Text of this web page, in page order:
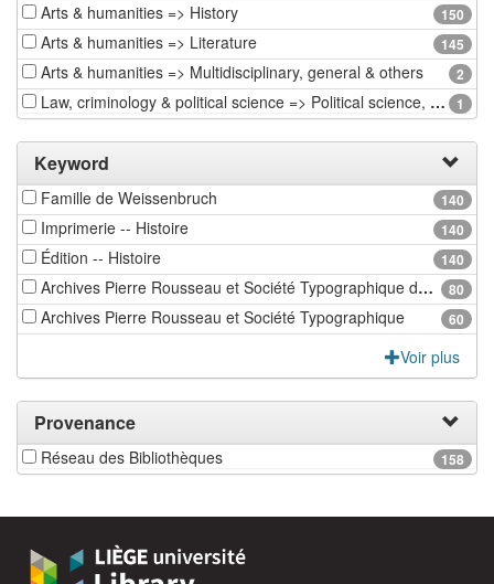
150
Arts & humanities => History
145
Arts & humanities => Literature
2
Arts & humanities => Multidisciplinary, general & others
1
Law, criminology & political science => Political science, public administration & international relations
Keyword
140
Famille de Weissenbruch
140
Imprimerie -- Histoire
140
Édition -- Histoire
80
Archives Pierre Rousseau et Société Typographique de Bouillon
60
Archives Pierre Rousseau et Société Typographique
Voir plus
Provenance
158
Réseau des Bibliothèques